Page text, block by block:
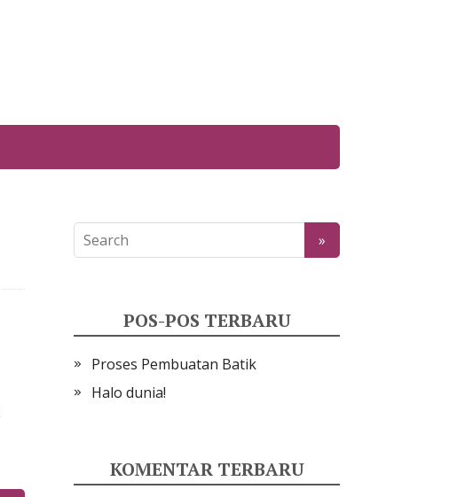
POS-POS TERBARU
Proses Pembuatan Batik
Halo dunia!
KOMENTAR TERBARU